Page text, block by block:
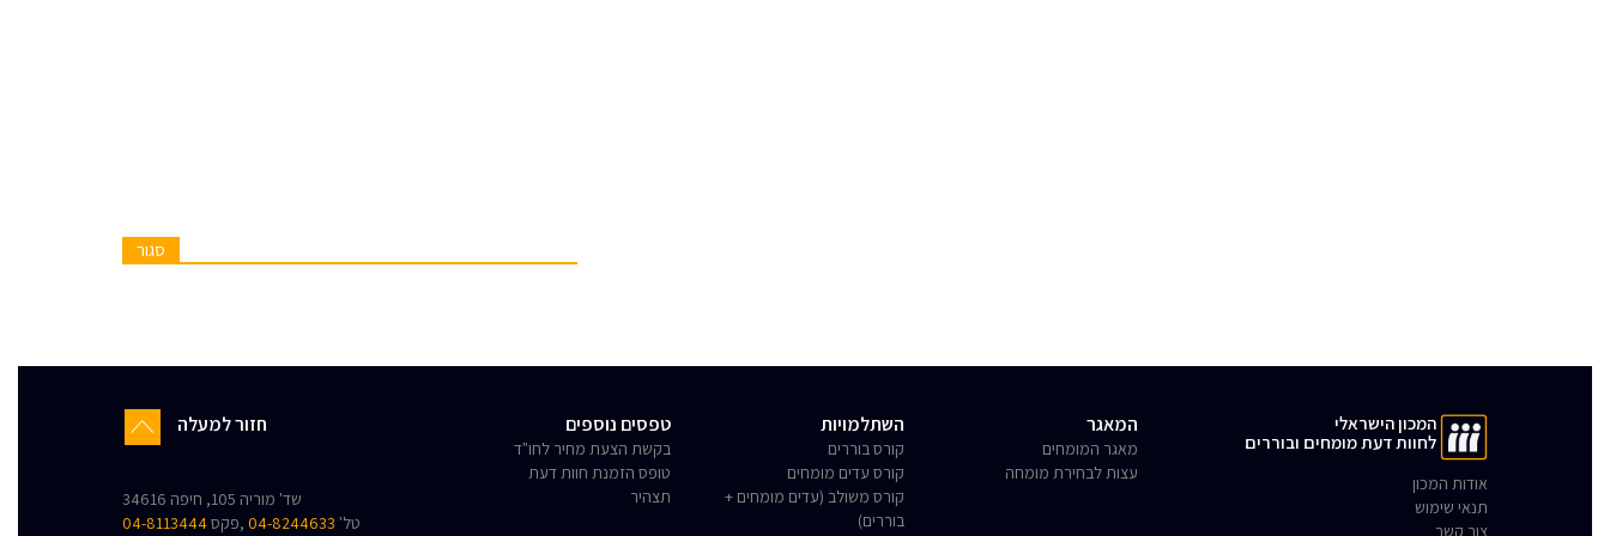
סגור
המכון הישראלי
לחוות דעת מומחים ובוררים
אודות המכון
תנאי שימוש
צור קשר
המאגר
מאגר המומחים
עצות לבחירת מומחה
השתלמויות
קורס בוררים
קורס עדים מומחים
קורס משולב (עדים מומחים +
בוררים)
טפסים נוספים
בקשת הצעת מחיר לחו"ד
טופס הזמנת חוות דעת
תצהיר
חזור למעלה
שד' מוריה 105, חיפה 34616
טל' 04-8244633 ,פקס04-8113444